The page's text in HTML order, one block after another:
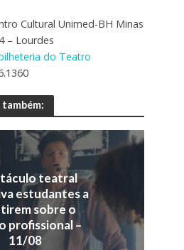
Cultural Unimed-BH Minas
– Lourdes
do Teatro
teatral
estudantes a
sobre o
profissional –
11/08